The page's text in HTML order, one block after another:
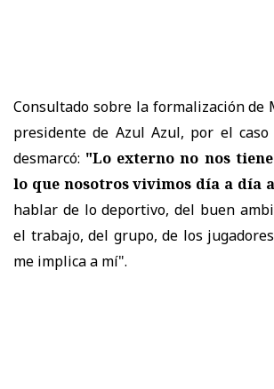
Consultado sobre la formalización de
presidente de Azul Azul, por el
desmarcó: "Lo externo no nos
lo que nosotros vivimos día a día
hablar de lo deportivo, del buen
el trabajo, del grupo, de los
me implica a mí".